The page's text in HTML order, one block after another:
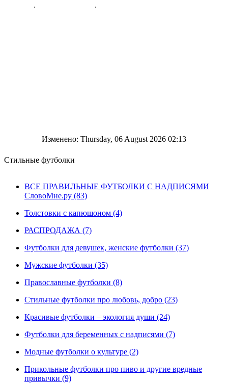
Изменено: Thursday, 06 August 2026 02:13
Стильные футболки
ВСЕ ПРАВИЛЬНЫЕ ФУТБОЛКИ С НАДПИСЯМИ
СловоМне.ру (83)
Толстовки с капюшоном (4)
РАСПРОДАЖА (7)
Футболки для девушек, женские футболки (37)
Мужские футболки (35)
Православные футболки (8)
Стильные футболки про любовь, добро (23)
Красивые футболки – экология души (24)
Футболки для беременных с надписями (7)
Модные футболки о культуре (2)
Прикольные футболки про пиво и другие вредные
привычки (9)